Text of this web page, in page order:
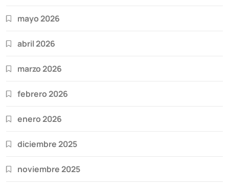
mayo 2026
abril 2026
marzo 2026
febrero 2026
enero 2026
diciembre 2025
noviembre 2025